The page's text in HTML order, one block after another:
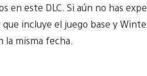
en este DLC. Si aún no has
incluye el juego base y
misma fecha.